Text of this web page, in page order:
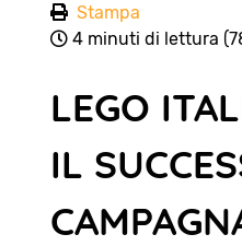
Stampa
4 minuti di lettura
LEGO
IL